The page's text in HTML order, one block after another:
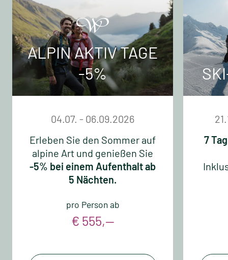
ALPIN AKTIV TAGE
-5%
04.07. - 06.09.2026
Erleben Sie den Sommer auf
alpine Art und genießen Sie
-5% bei einem Aufenthalt ab
5 Nächten.
pro Person ab
€ 555,—
7